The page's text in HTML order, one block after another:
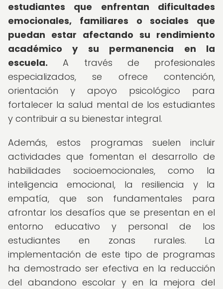
estudiantes que enfrentan dificultades
emocionales, familiares o sociales que
puedan estar afectando su rendimiento
académico y su permanencia en la
escuela. A través de profesionales
especializados, se ofrece contención,
orientación y apoyo psicológico para
fortalecer la salud mental de los estudiantes
y contribuir a su bienestar integral.
Además, estos programas suelen incluir
actividades que fomentan el desarrollo de
habilidades socioemocionales, como la
inteligencia emocional, la resiliencia y la
empatía, que son fundamentales para
afrontar los desafíos que se presentan en el
entorno educativo y personal de los
estudiantes en zonas rurales. La
implementación de este tipo de programas
ha demostrado ser efectiva en la reducción
del abandono escolar y en la mejora del